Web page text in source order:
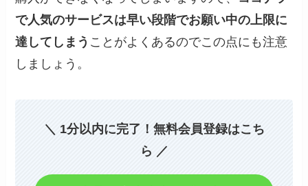
で人気のサービスは早い段階でお願い中の上限に
達してしまう ことがよくあるのでこの点にも注意
しましょう。
＼ 1分以内に完了！無料会員登録はこち
ら ／